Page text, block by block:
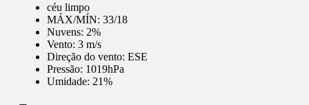
céu limpo
MÁX/MÍN: 33/18
Nuvens: 2%
Vento: 3 m/s
Direção do vento: ESE
Pressão: 1019hPa
Umidade: 21%